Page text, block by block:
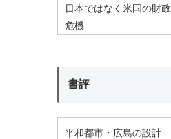
日本ではなく米国の財政
危機
書評
平和都市・広島の設計